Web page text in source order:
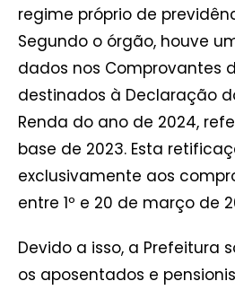
regime próprio de
Segundo o órgão, houve
dados nos Comprovantes
destinados à Declaração
Renda do ano de 2024,
base de 2023. Esta
exclusivamente aos
entre 1º e 20 de março de
Devido a isso, a Prefeitura
os aposentados e